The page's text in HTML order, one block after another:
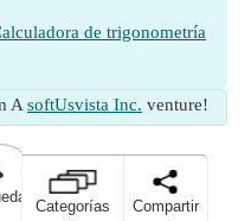
de trigonometría
A softUsvista Inc. venture!
Categorías Compartir